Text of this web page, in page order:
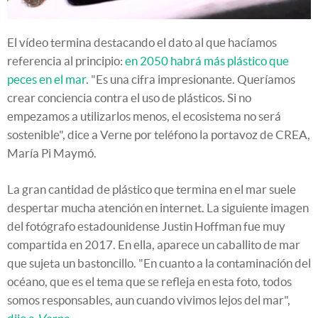
El vídeo termina destacando el dato al que hacíamos
referencia al principio: en 2050 habrá más plástico que
peces en el mar. "Es una cifra impresionante. Queríamos
crear conciencia contra el uso de plásticos. Si no
empezamos a utilizarlos menos, el ecosistema no será
sostenible", dice a Verne por teléfono la portavoz de CREA,
María Pi Maymó.
La gran cantidad de plástico que termina en el mar suele
despertar mucha atención en internet. La siguiente imagen
del fotógrafo estadounidense Justin Hoffman fue muy
compartida en 2017. En ella, aparece un caballito de mar
que sujeta un bastoncillo. "En cuanto a la contaminación del
océano, que es el tema que se refleja en esta foto, todos
somos responsables, aun cuando vivimos lejos del mar",